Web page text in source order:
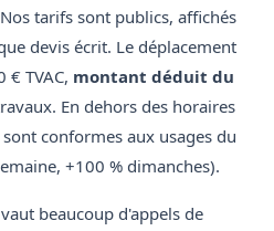
tarifs sont publics, affichés
devis écrit. Le déplacement
TVAC, montant déduit du
En dehors des horaires
conformes aux usages du
+100 % dimanches).
beaucoup d'appels de